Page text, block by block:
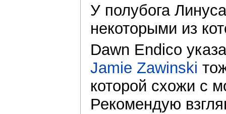
У полубога
некоторыми из
Dawn Endico
Jamie Zawinski
которой схожи с
Рекомендую